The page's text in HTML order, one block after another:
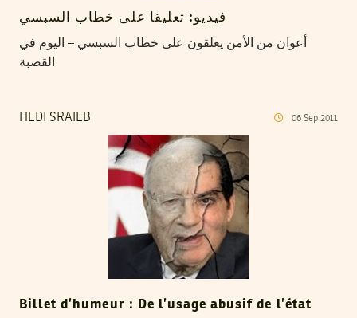
فيديو: تعليقا على خطاب السبسي
أعوان من الأمن يعلقون على خطاب السبسي – اليوم في
القصبة
HEDI SRAIEB 06 Sep 2011
Billet d’humeur : De l’usage abusif de l’état